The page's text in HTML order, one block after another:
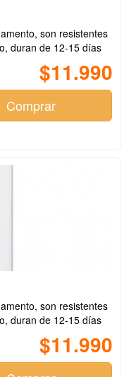
son resistentes
duran de 12-15 días
$11.990
Comprar
son resistentes
duran de 12-15 días
$11.990